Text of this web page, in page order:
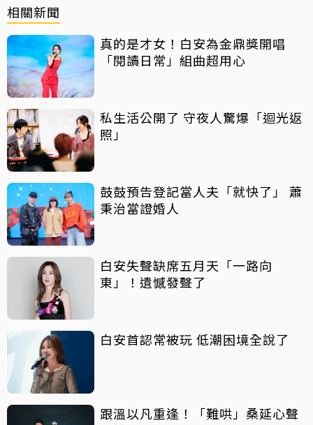
相關新聞
真的是才女！白安為金鼎獎開唱
「閱讀日常」組曲超用心
私生活公開了 守夜人驚爆「迴光返
照」
鼓鼓預告登記當人夫「就快了」 蕭
秉治當證婚人
白安失聲缺席五月天「一路向
東」！遺憾發聲了
白安首認常被玩 低潮困境全說了
跟溫以凡重逢！「難哄」桑延心聲